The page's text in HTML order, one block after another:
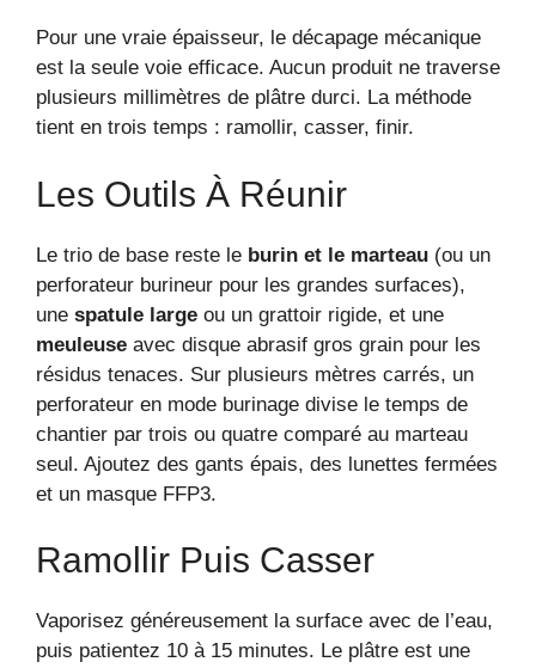
Pour une vraie épaisseur, le décapage mécanique
est la seule voie efficace. Aucun produit ne traverse
plusieurs millimètres de plâtre durci. La méthode
tient en trois temps : ramollir, casser, finir.
Les Outils À Réunir
Le trio de base reste le burin et le marteau (ou un
perforateur burineur pour les grandes surfaces),
une spatule large ou un grattoir rigide, et une
meuleuse avec disque abrasif gros grain pour les
résidus tenaces. Sur plusieurs mètres carrés, un
perforateur en mode burinage divise le temps de
chantier par trois ou quatre comparé au marteau
seul. Ajoutez des gants épais, des lunettes fermées
et un masque FFP3.
Ramollir Puis Casser
Vaporisez généreusement la surface avec de l’eau,
puis patientez 10 à 15 minutes. Le plâtre est une